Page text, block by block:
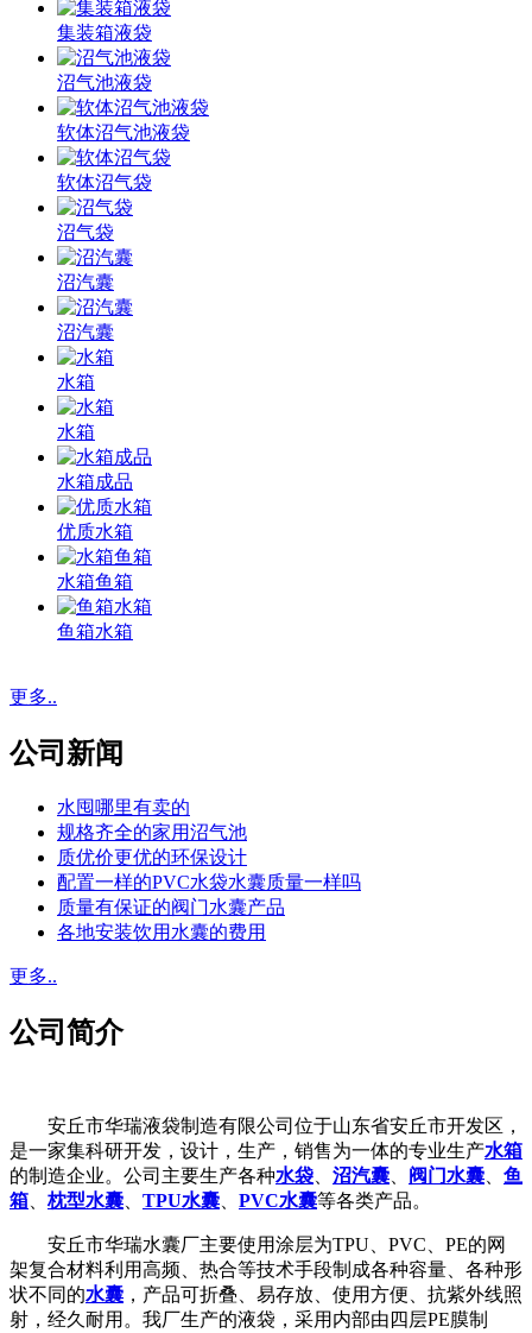
集装箱液袋
沼气池液袋
软体沼气池液袋
软体沼气袋
沼气袋
沼汽囊
沼汽囊
水箱
水箱
水箱成品
优质水箱
水箱鱼箱
鱼箱水箱
更多..
公司新闻
水囤哪里有卖的
规格齐全的家用沼气池
质优价更优的环保设计
配置一样的PVC水袋水囊质量一样吗
质量有保证的阀门水囊产品
各地安装饮用水囊的费用
更多..
公司简介
安丘市华瑞液袋制造有限公司位于山东省安丘市开发区，
是一家集科研开发，设计，生产，销售为一体的专业生产水箱
的制造企业。公司主要生产各种水袋、 沼汽囊、 阀门水囊、 鱼
箱、 枕型水囊、 TPU水囊、 PVC水囊等各类产品。
安丘市华瑞水囊厂主要使用涂层为TPU、PVC、PE的网
架复合材料利用高频、热合等技术手段制成各种容量、各种形
状不同的水囊 ，产品可折叠、易存放、使用方便、抗紫外线照
射，经久耐用。我厂生产的液袋，采用内部由四层PE膜制